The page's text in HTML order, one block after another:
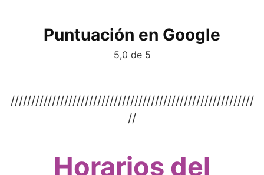
Puntuación en Google
5,0 de 5
///////////////////////////////////////////////////////////
//
Horarios del